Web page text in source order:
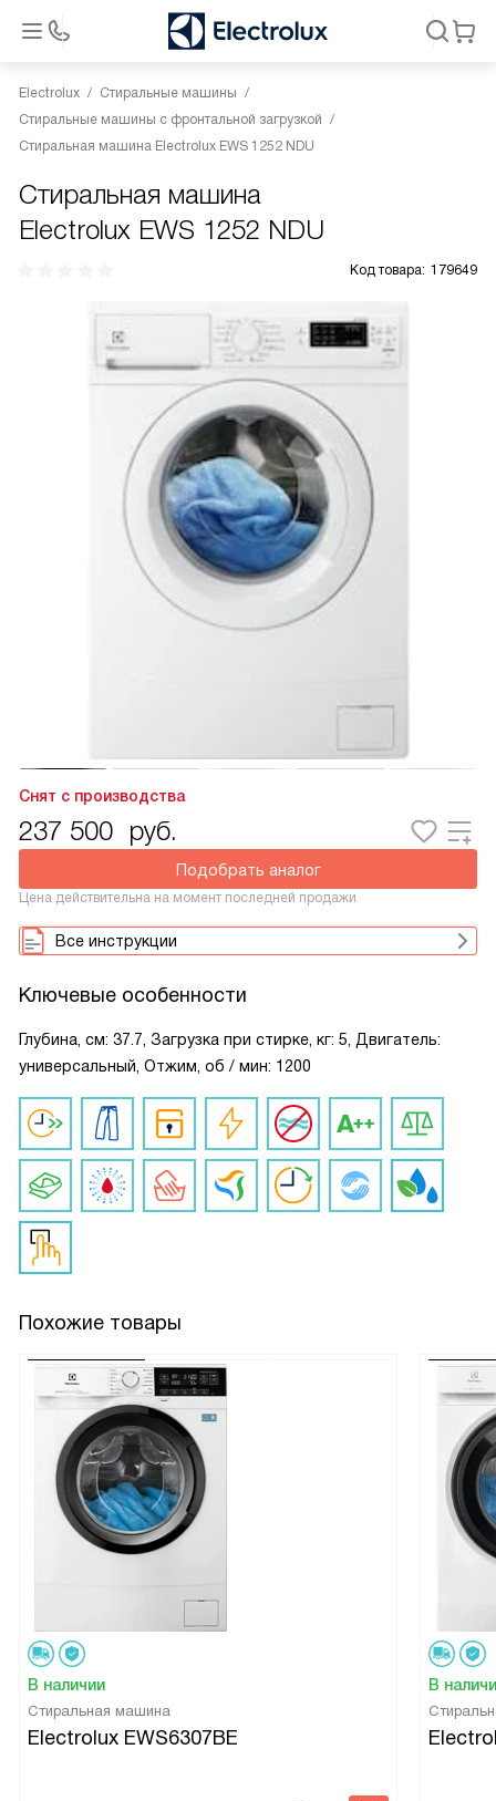
Electrolux
Стиральные машины
Стиральные машины с фронтальной загрузкой
Стиральная машина Electrolux EWS 1252 NDU
Стиральная машина
Electrolux EWS 1252 NDU
Код товара: 179649
Снят с производства
237 500 руб.
Подобрать аналог
Цена действительна на момент последней продажи
Все инструкции
Ключевые особенности
Глубина, см: 37.7, Загрузка при стирке, кг: 5, Двигатель:
универсальный, Отжим, об / мин: 1200
Похожие товары
В наличии
Стиральная машина
Electrolux EWS6307BE
В